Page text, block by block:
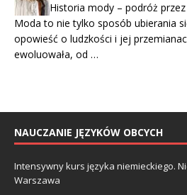
Historia mody – podróż
Moda to nie tylko sposób ubierania
opowieść o ludzkości i jej
ewoluowała, od …
NAUCZANIE JĘZYKÓW OBCYCH
Intensywny kurs języka niemieckiego.
Warszawa